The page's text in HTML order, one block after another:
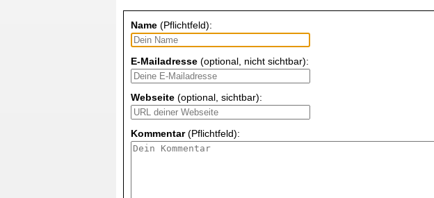
Name (Pflichtfeld):
E-Mailadresse (optional, nicht sichtbar):
Webseite (optional, sichtbar):
Kommentar(Pflichtfeld):